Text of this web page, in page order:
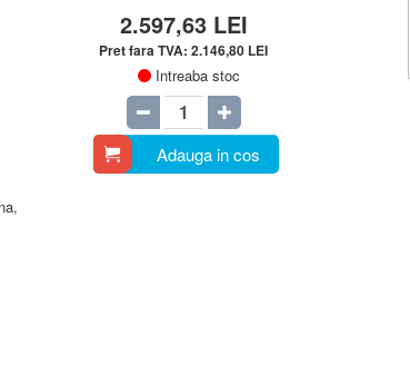
2.597,63 LEI
Pret fara TVA:2.146,80 LEI
Intreaba stoc
Adauga in cos